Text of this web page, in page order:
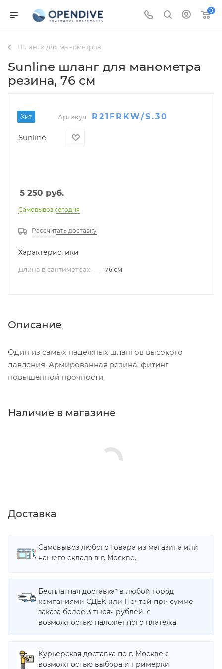
0
Шланги для манометров
Sunline шланг для манометра
резина, 76 см
Хит Артикул: R21FRKW/S.30
Sunline
5 250 руб.
Самовывоз сегодня
Рассчитать доставку
Характеристики
Длина в сантиметрах — 76 см
Описание
Один из самых надежных шлангов высокого
давления. Армированная резина, фитинг
повышенной прочности.
Наличие в магазине
Доставка
Самовывоз любого товара из магазина или
нашего склада в г. Москве.
Бесплатная доставка* в любой город
компаниями СДЕК или Почтой при сумме
заказа более 3 тысяч рублей, с
возможностью наложенного платежа.
Курьерская доставка по г. Москве с
возможностью выбора и примерки